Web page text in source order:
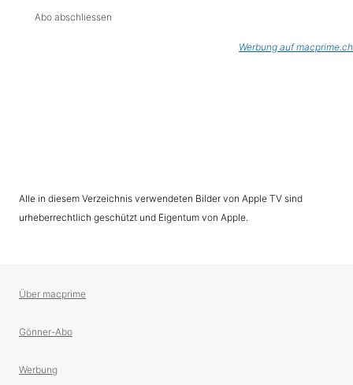
Abo abschliessen
Werbung auf macprime.ch
Alle in diesem Verzeichnis verwendeten Bilder von Apple TV sind
urheberrechtlich geschützt und Eigentum von Apple.
Über macprime
Gönner-Abo
Werbung